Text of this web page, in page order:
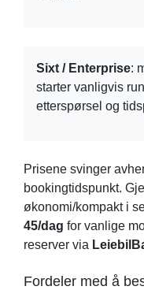
Sixt / Enterprise:
starter vanligvis
etterspørsel og
Prisene svinger
bookingtidspunkt.
økonomi/kompakt i
45/dag for vanlige
reserver via
Fordeler med å